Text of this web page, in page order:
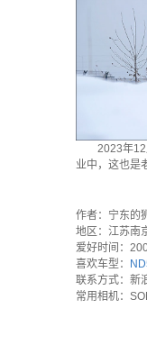
2023年
业中，这也是
作者：宁东的
地区：江苏南
爱好时间：
喜欢车型：
联系方式：新
常用相机：